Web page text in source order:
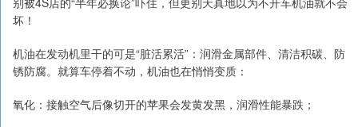
坏！
机油在发动机里干的可是“脏活累活”：润滑金属部件、清洁积碳、防
锈防腐。就算车停着不动，机油也在悄悄变质：
氧化：接触空气后像切开的苹果会发黄发黑，润滑性能暴跌；